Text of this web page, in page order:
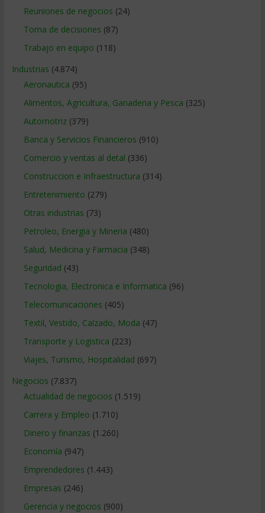
Reuniones de negocios (24)
Toma de decisiones (87)
Trabajo en equipo (118)
Industrias (4.874)
Aeronautica (95)
Alimentos, Agricultura, Ganaderia y Pesca (325)
Automotriz(379)
Banca y Servicios Financieros (910)
Comercio y ventas al detal (336)
Construccion e Infraestructura (314)
Entretenimiento (279)
Otras industrias (73)
Petroleo, Energia y Mineria (480)
Salud, Medicina y Farmacia (348)
Seguridad (43)
Tecnologia, Electronica e Informatica (96)
Telecomunicaciones (405)
Textil, Vestido, Calzado, Moda (47)
Transporte y Logistica (223)
Viajes, Turismo, Hospitalidad (697)
Negocios (7.837)
Actualidad de negocios (1.519)
Carrera y Empleo (1.710)
Dinero y finanzas (1.260)
Economía (947)
Emprendedores (1.443)
Empresas (246)
Gerencia y negocios (900)